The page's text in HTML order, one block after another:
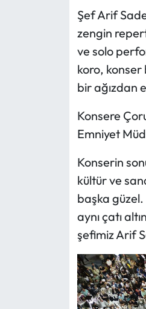
Şef Arif
zengin
ve solo
koro, konser
bir ağızdan
Konsere
Emniyet
Konserin
kültür ve
başka
aynı çatı
şefimiz Arif
Mecitözü Haberleri
Oğuzlar Haberleri
Ortaköy Haberleri
Osmancık Haberleri
Resmi İlan
Resmi Reklam